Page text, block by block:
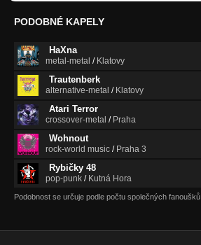
PODOBNÉ KAPELY
HaXna
metal-metal / Klatovy
Trautenberk
alternative-metal / Klatovy
Atari Terror
crossover-metal / Praha
Wohnout
rock-world music / Praha 3
Rybičky 48
pop-punk / Kutná Hora
Podobnost se určuje podle počtu společných fanoušků.